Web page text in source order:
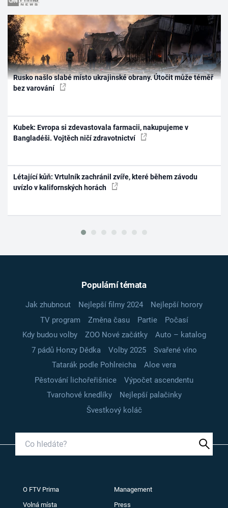
Rusko našlo slabé místo ukrajinské obrany. Útočit může téměř
bez varování
Kubek: Evropa si zdevastovala farmacii, nakupujeme v
Bangladéši. Vojtěch ničí zdravotnictví
Létající kůň: Vrtulník zachránil zvíře, které během závodu
uvízlo v kalifornských horách
Populární témata
Jak zhubnout Nejlepší filmy 2024
Nejlepší horory
TV program
Změna času Partie
Počasí
Kdy budou volby
ZOO Nové začátky
Auto – katalog
7 pádů Honzy Dědka
Volby 2025
Svařené víno
Tatarák podle Pohlreicha
Aloe vera
Pěstování lichořeřišnice
Výpočet ascendentu
Tvarohové knedlíky
Nejlepší palačinky
Švestkový koláč
O FTV Prima Management
Volná místa Press